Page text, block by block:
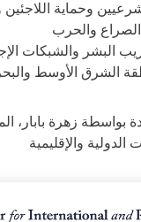
وحماية
والحرب
البشر والشبكات
الشرق الأوسط
بواسطة زهرة بابار،
والإقليمية